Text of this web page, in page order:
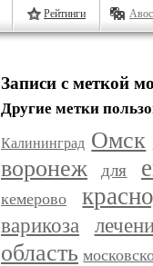
Рейтинги
Записи с меткой
Другие метки
Калининград Омск
воронеж для
кемерово
варикоза
область